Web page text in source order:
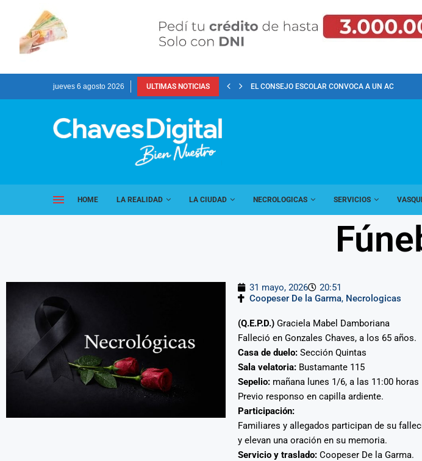
jueves 6 agosto 2026 ULTIMAS NOTICIAS EL CONSEJO ESCOLAR CONVOCA A UN ACTO
HOME LA REALIDAD LA CIUDAD NECROLOGICAS SERVICIOS
31 mayo, 2026
20:51
Coopeser De la Garma, Necrologicas
(Q.E.P.D.) Graciela Mabel Damboriana
Falleció en Gonzales Chaves, a los 65 años.
Casa de duelo:Sección Quintas
Sala velatoria:Bustamante 115
Sepelio: mañana lunes 1/6, a las 11:00 horas
Previo responso en capilla ardiente.
Participación:
Familiares y allegados participan de su
y elevan una oración en su memoria.
Servicio y traslado:Coopeser De la Garma.